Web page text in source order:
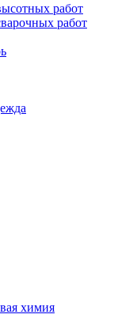
работ
работ
химия